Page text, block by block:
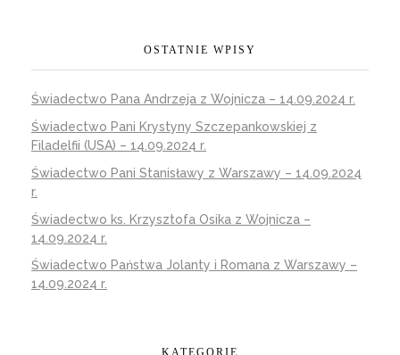
OSTATNIE WPISY
Świadectwo Pana Andrzeja z Wojnicza – 14.09.2024 r.
Świadectwo Pani Krystyny Szczepankowskiej z
Filadelfii (USA) – 14.09.2024 r.
Świadectwo Pani Stanisławy z Warszawy – 14.09.2024
r.
Świadectwo ks. Krzysztofa Osika z Wojnicza –
14.09.2024 r.
Świadectwo Państwa Jolanty i Romana z Warszawy –
14.09.2024 r.